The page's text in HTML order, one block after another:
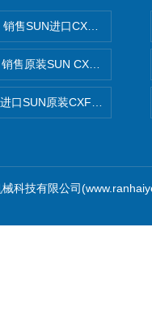
销售SUN进口CXGDXCN插
销售原装SUN CXJAXCN全
进口SUN原装CXFAXCN导压
科技有限公司